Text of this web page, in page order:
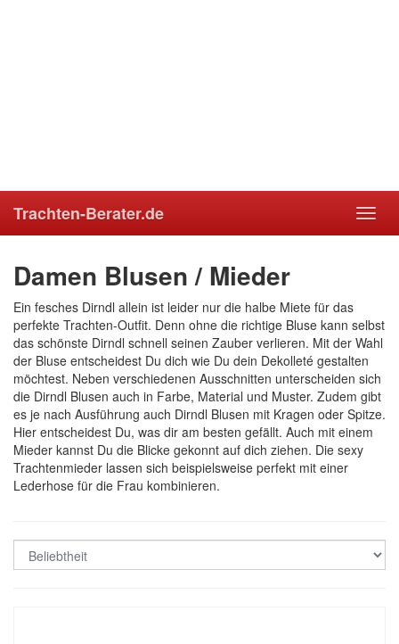
Trachten-Berater.de
Damen Blusen / Mieder
Ein fesches Dirndl allein ist leider nur die halbe Miete für das
perfekte Trachten-Outfit. Denn ohne die richtige Bluse kann selbst
das schönste Dirndl schnell seinen Zauber verlieren. Mit der Wahl
der Bluse entscheidest Du dich wie Du dein Dekolleté gestalten
möchtest. Neben verschiedenen Ausschnitten unterscheiden sich
die Dirndl Blusen auch in Farbe, Material und Muster. Zudem gibt
es je nach Ausführung auch Dirndl Blusen mit Kragen oder Spitze.
Hier entscheidest Du, was dir am besten gefällt. Auch mit einem
Mieder kannst Du die Blicke gekonnt auf dich ziehen. Die sexy
Trachtenmieder lassen sich beispielsweise perfekt mit einer
Lederhose für die Frau kombinieren.